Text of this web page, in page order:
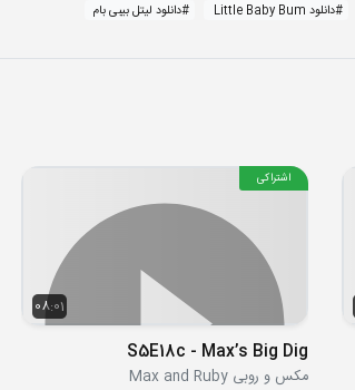
#دانلود Little Baby Bum #دانلود لیتل بیبی بام
08:01
اشتراکی
S5E18c - Max’s Big Dig
مکس و روبی Max and Ruby